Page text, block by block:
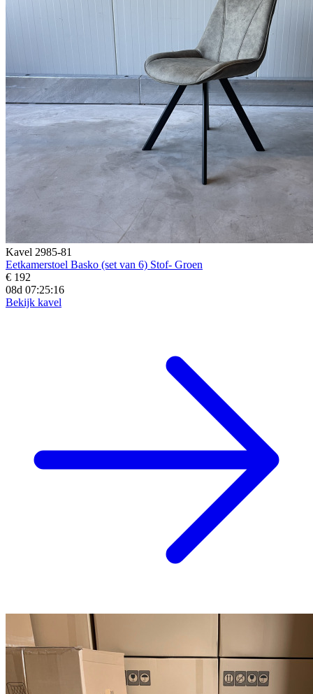
Kavel 2985-81
Eetkamerstoel Basko (set van 6) Stof- Groen
€ 192
08d 07:25:15
Bekijk kavel